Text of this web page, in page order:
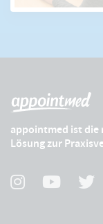
appointmed ist die
Lösung zur